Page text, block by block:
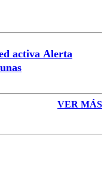
activa Alerta
VER MÁS